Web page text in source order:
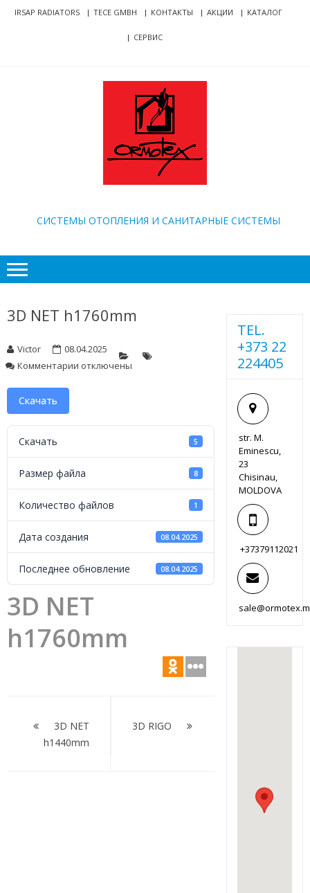
Skip
SkipIRSAP RADIATORS TECE GMBH КОНТАКТЫ АКЦИИ КАТАЛОГ
СЕРВИС
CИСТЕМЫ ОТОПЛЕНИЯ И САНИТАРНЫЕ СИСТЕМЫ
3D NET h1760mm
Victor
08.04.2025
Комментарии котключены
Скачать
Скачать 5
Размер файла 8
Количество файлов 1
Дата создания 08.04.2025
Последнее обновление 08.04.2025
3D NET
h1760mm
3D NET
h1440mm
3D RIGO
TEL.
+373 22
224405
str. M.
Eminescu,
23
Chisinau,
MOLDOVA
+37379112021